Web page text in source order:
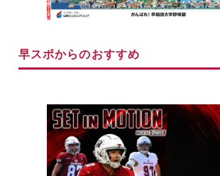
早スポからのおすすめ